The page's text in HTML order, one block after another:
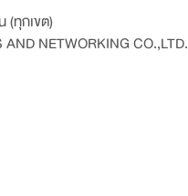
(ทุกเขต)
NETWORKING CO.,LTD.